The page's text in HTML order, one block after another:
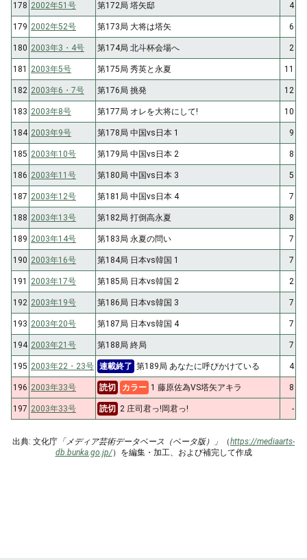
178 2002年51号 第172局 塔矢邸 4
179 2002年52号 第173局 大将は塔矢 6
180 2003年3・4号 第174局 北斗杯会場へ 2
181 2003年5号 第175局 秀英と永夏 11
182 2003年6・7号 第176局 挑発 12
183 2003年8号 第177局 オレを大将にして! 10
184 2003年9号 第178局 中国vs日本 1 9
185 2003年10号 第179局 中国vs日本 2 8
186 2003年11号 第180局 中国vs日本 3 5
187 2003年12号 第181局 中国vs日本 4 7
188 2003年13号 第182局 打倒高永夏 8
189 2003年14号 第183局 永夏の問い 7
190 2003年16号 第184局 日本vs韓国 1 7
191 2003年17号 第185局 日本vs韓国 2 2
192 2003年19号 第186局 日本vs韓国 3 7
193 2003年20号 第187局 日本vs韓国 4 7
194 2003年21号 第188局 終局 7
195 2003年22・23号 連載終了 第189局 あなたに呼びかけている 4
196 2003年33号 読切 カラー 1 藤原佐為VS塔矢アキラ 8
197 2003年33号 読切 2 庄司君っ!岡君っ! -
出典: 文化庁 「メディア芸術データベース（ベータ版）」 （https://mediaarts-
db.bunka.go.jp/）を編集・加工、および補完して作成